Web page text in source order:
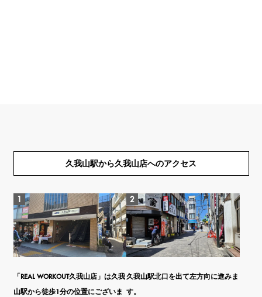
久我山駅から久我山店へのアクセス
「REAL WORKOUT久我山店」は久我
山駅から徒歩1分の位置にございま
久我山駅北口を出て左方向に進みま
す。